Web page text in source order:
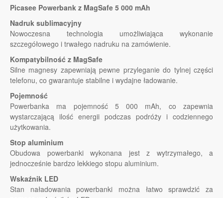
Picasee Powerbank z MagSafe 5 000 mAh
Nadruk sublimacyjny
Nowoczesna technologia umożliwiająca wykonanie
szczegółowego i trwałego nadruku na zamówienie.
Kompatybilność z MagSafe
Silne magnesy zapewniają pewne przyleganie do tylnej części
telefonu, co gwarantuje stabilne i wydajne ładowanie.
Pojemność
Powerbanka ma pojemność 5 000 mAh, co zapewnia
wystarczającą ilość energii podczas podróży i codziennego
użytkowania.
Stop aluminium
Obudowa powerbanki wykonana jest z wytrzymałego, a
jednocześnie bardzo lekkiego stopu aluminium.
Wskaźnik LED
Stan naładowania powerbanki można łatwo sprawdzić za